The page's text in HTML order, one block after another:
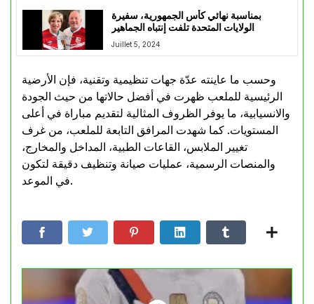
بمناسبة نهائي كأس الجمهورية، سفيرة
الولايات المتحدة تلفت إنتباه الجماهير
Juillet 5, 2024
وحسب ما عاينته عدّة جهات تنظيمية وتقنية، فإن الأرضية
الرئيسية للملعب ظهرت في أفضل حالاتها من حيث الجودة
والانسيابية، ما يوفر الظروف المثالية لتقديم مباراة في أعلى
المستويات. كما شهدت المرافق التابعة للملعب، من غرف
تغيير الملابس، القاعات الطبية، المداخل والمخارج،
والمنصات الرسمية، عمليات صيانة وتنظيف دقيقة لتكون
في الموعد.